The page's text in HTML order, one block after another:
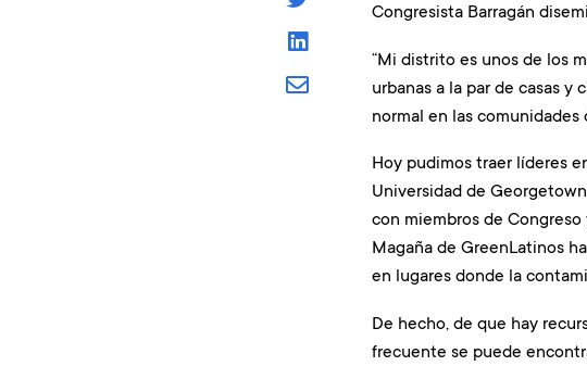
Congresista Barragán
“Mi distrito es unos de los
urbanas a la par de casas
normal en las
Hoy pudimos traer líderes
Universidad de
con miembros de
Magaña de GreenLatinos
en lugares donde la
De hecho, de que hay
frecuente se puede